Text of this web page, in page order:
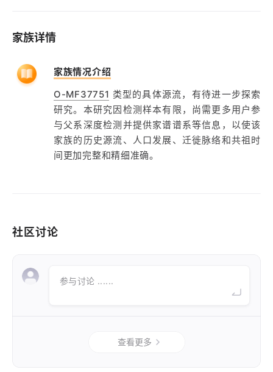
家族详情
家族情况介绍
O-MF37751 类型的具体源流，有待进一步探索
研究。本研究因检测样本有限，尚需更多用户参
与父系深度检测并提供家谱谱系等信息，以使该
家族的历史源流、人口发展、迁徙脉络和共祖时
间更加完整和精细准确。
社区讨论
参与讨论 ......
查看更多